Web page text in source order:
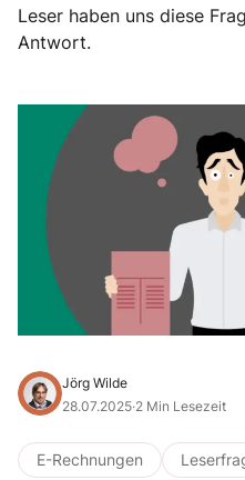
Leser haben uns diese
Antwort.
Jörg Wilde
28.07.2025·2 Min Lesezeit
E-Rechnungen